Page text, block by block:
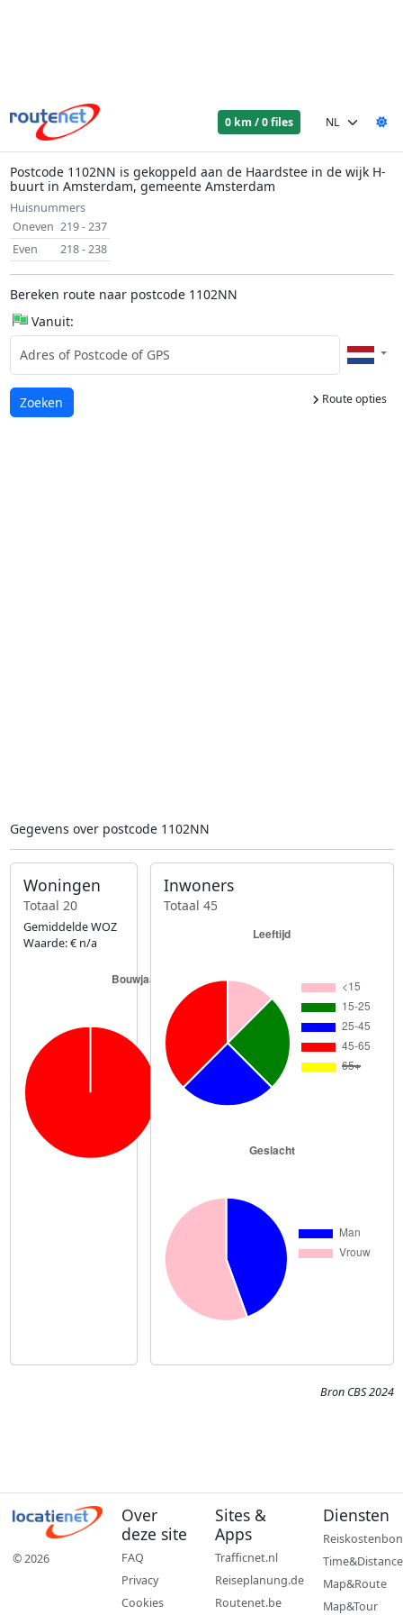
0 km / 0 files
Postcode 1102NN is gekoppeld aan de Haardstee in de wijk H-
buurt in Amsterdam, gemeente Amsterdam
Huisnummers
Oneven 219 - 237
Even
218 - 238
Bereken route naar postcode 1102NN
Vanuit:
Route opties
Laden...
Zoeken
Gegevens over postcode 1102NN
Woningen
Totaal 20
Gemiddelde WOZ
Waarde: € n/a
Inwoners
Totaal 45
Bron CBS 2024
© 2026
Over
deze site
FAQ
Privacy
Cookies
Sites &
Apps
Trafficnet.nl
Reiseplanung.de
Routenet.be
Diensten
Reiskostenbon
Time&Distance
Map&Route
Map&Tour